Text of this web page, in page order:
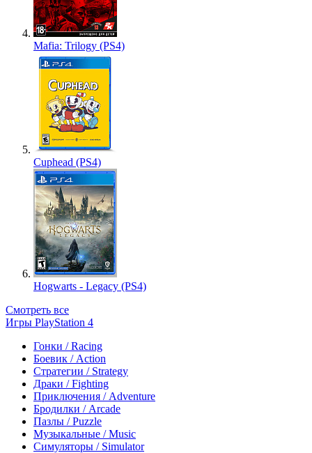
Mafia: Trilogy (PS4)
Cuphead (PS4)
Hogwarts - Legacy (PS4)
Смотреть все
Игры PlayStation 4
Гонки / Racing
Боевик / Action
Стратегии / Strategy
Драки / Fighting
Приключения / Adventure
Бродилки / Arcade
Пазлы / Puzzle
Музыкальные / Music
Симуляторы / Simulator